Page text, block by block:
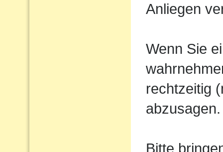
Anliegen
Wenn Sie
rechtzeitig
abzusagen.
Bitte